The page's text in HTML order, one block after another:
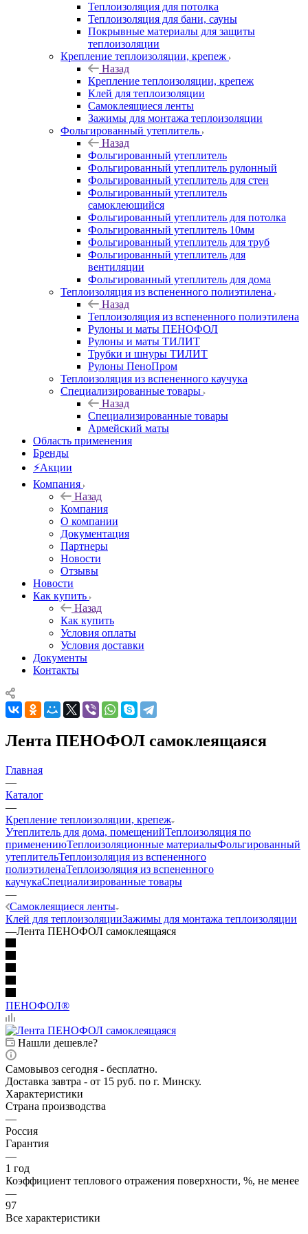
Теплоизоляция для потолка
Теплоизоляция для бани, сауны
Покрывные материалы для защиты
теплоизоляции
Крепление теплоизоляции, крепеж
Назад
Крепление теплоизоляции, крепеж
Клей для теплоизоляции
Самоклеящиеся ленты
Зажимы для монтажа теплоизоляции
Фольгированный утеплитель
Назад
Фольгированный утеплитель
Фольгированный утеплитель рулонный
Фольгированный утеплитель для стен
Фольгированный утеплитель
самоклеющийся
Фольгированный утеплитель для потолка
Фольгированный утеплитель 10мм
Фольгированный утеплитель для труб
Фольгированный утеплитель для
вентиляции
Фольгированный утеплитель для дома
Теплоизоляция из вспененного полиэтилена
Назад
Теплоизоляция из вспененного полиэтилена
Рулоны и маты ПЕНОФОЛ
Рулоны и маты ТИЛИТ
Трубки и шнуры ТИЛИТ
Рулоны ПеноПром
Теплоизоляция из вспененного каучука
Специализированные товары
Назад
Специализированные товары
Армейский маты
Область применения
Бренды
⚡Акции
Компания
Назад
Компания
О компании
Документация
Партнеры
Новости
Отзывы
Новости
Как купить
Назад
Как купить
Условия оплаты
Условия доставки
Документы
Контакты
Лента ПЕНОФОЛ самоклеящаяся
Главная
—
Каталог
—
Крепление теплоизоляции, крепеж
Утеплитель для дома, помещенийТеплоизоляция по
применениюТеплоизоляционные материалыФольгированный
утеплительТеплоизоляция из вспененного
полиэтиленаТеплоизоляция из вспененного
каучукаСпециализированные товары
—
Самоклеящиеся ленты
Клей для теплоизоляцииЗажимы для монтажа теплоизоляции
—Лента ПЕНОФОЛ самоклеящаяся
ПЕНОФОЛ®
Нашли дешевле?
Самовывоз сегодня - бесплатно.
Доставка завтра - от 15 руб. по г. Минску.
Характеристики
Страна производства
—
Россия
Гарантия
—
1 год
Коэффициент теплового отражения поверхности, %, не менее
—
97
Все характеристики